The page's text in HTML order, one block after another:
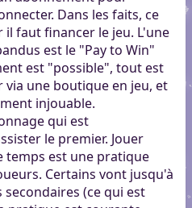
Dans les faits, ce
faut financer le jeu. L'une
est le "Pay to Win"
est "possible", tout est
une boutique en jeu, et
injouable.
qui est
le premier. Jouer
temps est une pratique
Certains vont jusqu'à
(ce qui est